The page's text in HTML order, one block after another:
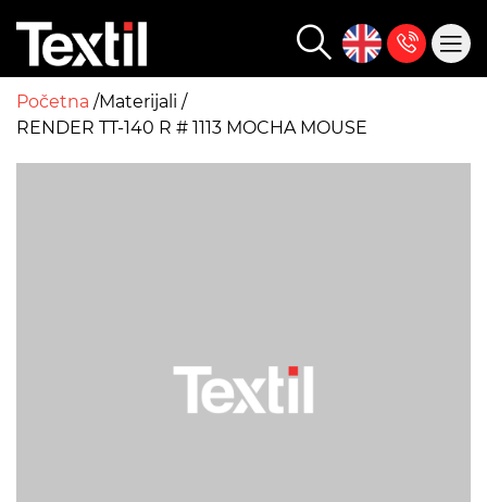
Početna Materijali
RENDER TT-140 R # 1113 MOCHA MOUSE